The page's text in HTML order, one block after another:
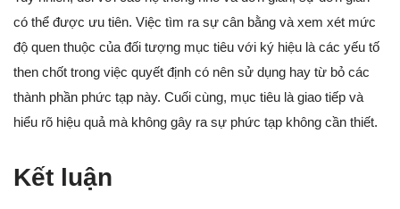
có thể được ưu tiên. Việc tìm ra sự cân bằng và xem xét mức
độ quen thuộc của đối tượng mục tiêu với ký hiệu là các yếu tố
then chốt trong việc quyết định có nên sử dụng hay từ bỏ các
thành phần phức tạp này. Cuối cùng, mục tiêu là giao tiếp và
hiểu rõ hiệu quả mà không gây ra sự phức tạp không cần thiết.
Kết luận